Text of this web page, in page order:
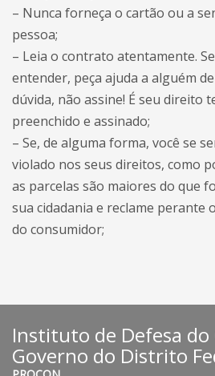
– Nunca forneça o cartão ou a
pessoa;
– Leia o contrato atentamente.
entender, peça ajuda a alguém
dúvida, não assine! É seu direito
preenchido e assinado;
– Se, de alguma forma, você se
violado nos seus direitos, como
as parcelas são maiores do que
sua cidadania e reclame perante
do consumidor;
Instituto de Defesa
Governo do Distrito